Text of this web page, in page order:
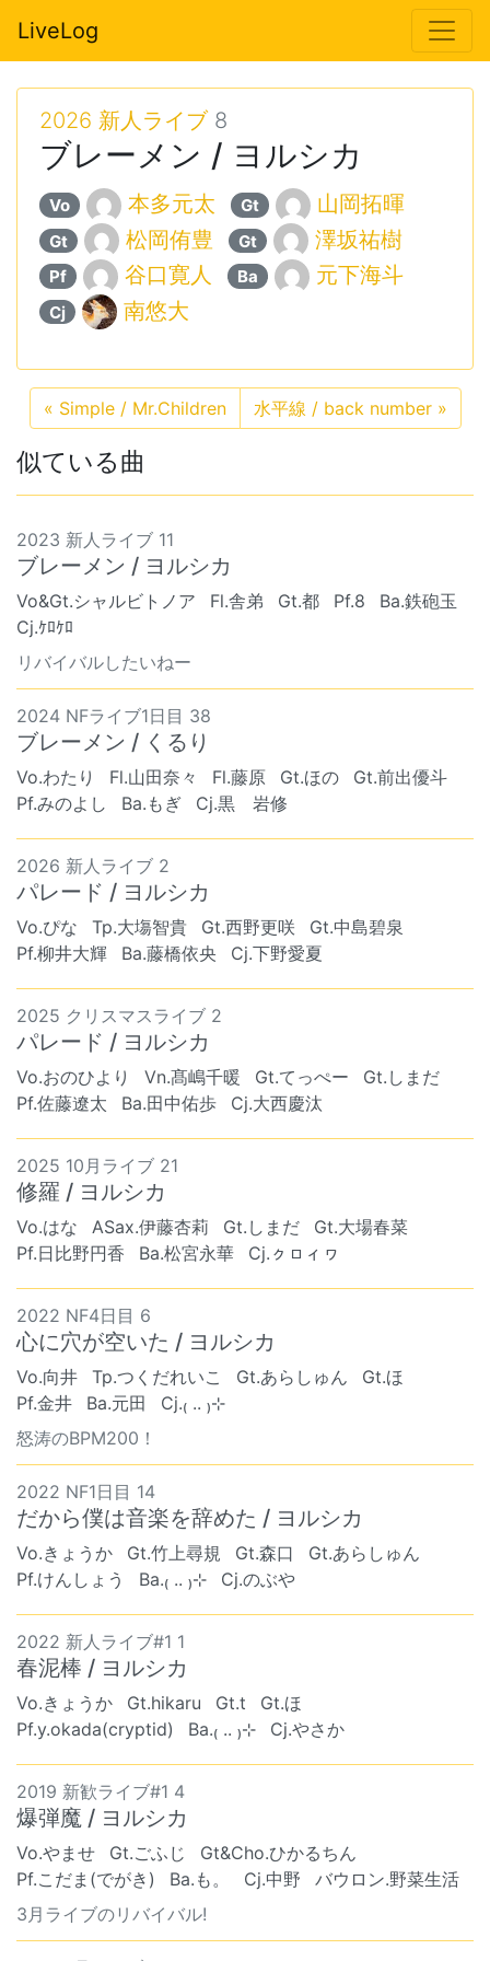
LiveLog
2026 新人ライブ8
ブレーメン / ヨルシカ
Vo 本多元太 Gt 山岡拓暉
Gt 松岡侑豊 Gt 澤坂祐樹
Pf 谷口寛人 Ba 元下海斗
Cj 南悠大
« Simple / Mr.Children 水平線 / back number »
似ている曲
2023 新人ライブ 11
ブレーメン / ヨルシカ
Vo&Gt.シャルビトノア Fl.舎弟 Gt.都 Pf.8
Ba.鉄砲玉
Cj.ｹﾛｹﾛ
リバイバルしたいねー
2024 NFライブ1日目 38
ブレーメン / くるり
Vo.わたり Fl.山田奈々 Fl.藤原 Gt.ほの
Gt.前出優斗
Pf.みのよし
Ba.もぎ Cj.黒 岩修
2026 新人ライブ 2
パレード / ヨルシカ
Vo.ぴな Tp.大塲智貴 Gt.西野更咲
Gt.中島碧泉
Pf.柳井大輝
Ba.藤橋依央 Cj.下野愛夏
2025 クリスマスライブ 2
パレード / ヨルシカ
Vo.おのひより Vn.髙嶋千暖 Gt.てっぺー
Gt.しまだ
Pf.佐藤遼太
Ba.田中佑歩 Cj.大西慶汰
2025 10月ライブ 21
修羅 / ヨルシカ
Vo.はな ASax.伊藤杏莉 Gt.しまだ
Gt.大場春菜
Pf.日比野円香
Ba.松宮永華 Cj.ㇰㇿィヮ
2022 NF4日目 6
心に穴が空いた / ヨルシカ
Vo.向井 Tp.つくだれいこ Gt.あらしゅん
Gt.ほ
Pf.金井
Ba.元田
Cj.₍ .. ₎⊹
怒涛のBPM200！
2022 NF1日目 14
だから僕は音楽を辞めた / ヨルシカ
Vo.きょうか Gt.竹上尋規 Gt.森口
Gt.あらしゅん
Pf.けんしょう
Ba.₍ .. ₎⊹ Cj.のぶや
2022 新人ライブ#1 1
春泥棒 / ヨルシカ
Vo.きょうか Gt.hikaru Gt.t
Gt.ほ
Pf.y.okada(cryptid)
Ba.₍ .. ₎⊹ Cj.やさか
2019 新歓ライブ#1 4
爆弾魔 / ヨルシカ
Vo.やませ Gt.ごふじ
Gt&Cho.ひかるちん
Pf.こだま(でがき)
Ba.も。 Cj.中野
バウロン.野菜生活
3月ライブのリバイバル!